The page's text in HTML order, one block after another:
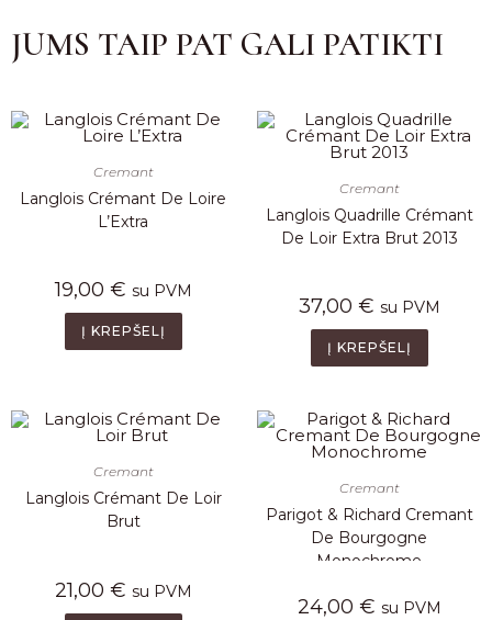
JUMS TAIP PAT GALI PATIKTI
Cremant
Langlois Crémant De Loire
L’Extra
19,00 € su PVM
Į KREPŠELĮ
Cremant
Langlois Quadrille Crémant
De Loir Extra Brut 2013
37,00 € su PVM
Į KREPŠELĮ
Cremant
Langlois Crémant De Loir
Brut
21,00 € su PVM
Cremant
Parigot & Richard Cremant
De Bourgogne
Monochrome
24,00 € su PVM